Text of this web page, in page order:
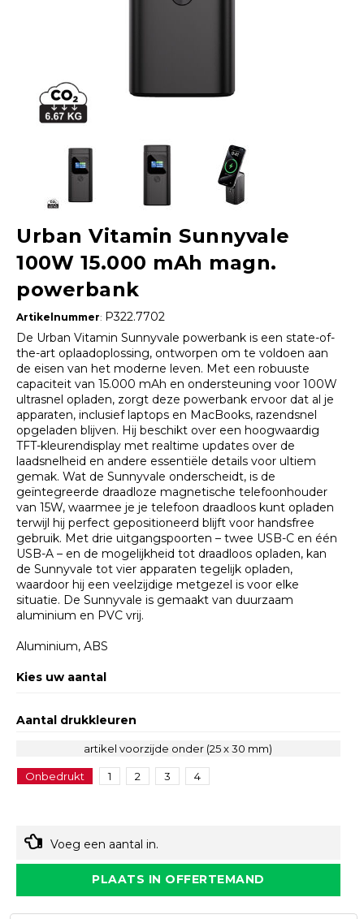
Urban Vitamin Sunnyvale
100W 15.000 mAh magn.
powerbank
Artikelnummer: P322.7702
De Urban Vitamin Sunnyvale powerbank is een state-of-
the-art oplaadoplossing, ontworpen om te voldoen aan
de eisen van het moderne leven. Met een robuuste
capaciteit van 15.000 mAh en ondersteuning voor 100W
ultrasnel opladen, zorgt deze powerbank ervoor dat al je
apparaten, inclusief laptops en MacBooks, razendsnel
opgeladen blijven. Hij beschikt over een hoogwaardig
TFT-kleurendisplay met realtime updates over de
laadsnelheid en andere essentiële details voor ultiem
gemak. Wat de Sunnyvale onderscheidt, is de
geïntegreerde draadloze magnetische telefoonhouder
van 15W, waarmee je je telefoon draadloos kunt opladen
terwijl hij perfect gepositioneerd blijft voor handsfree
gebruik. Met drie uitgangspoorten – twee USB-C en één
USB-A – en de mogelijkheid tot draadloos opladen, kan
de Sunnyvale tot vier apparaten tegelijk opladen,
waardoor hij een veelzijdige metgezel is voor elke
situatie. De Sunnyvale is gemaakt van duurzaam
aluminium en PVC vrij.
Aluminium, ABS
Kies uw aantal
Aantal drukkleuren
artikel voorzijde onder (25 x 30 mm)
Onbedrukt 1 2 3 4
Voeg een aantal in.
PLAATS IN OFFERTEMAND